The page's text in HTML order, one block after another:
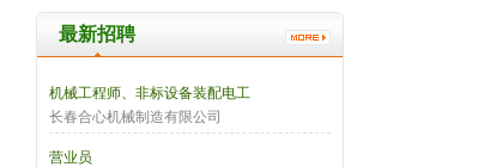
最新招聘
机械工程师、非标设备装配电工
长春合心机械制造有限公司
营业员